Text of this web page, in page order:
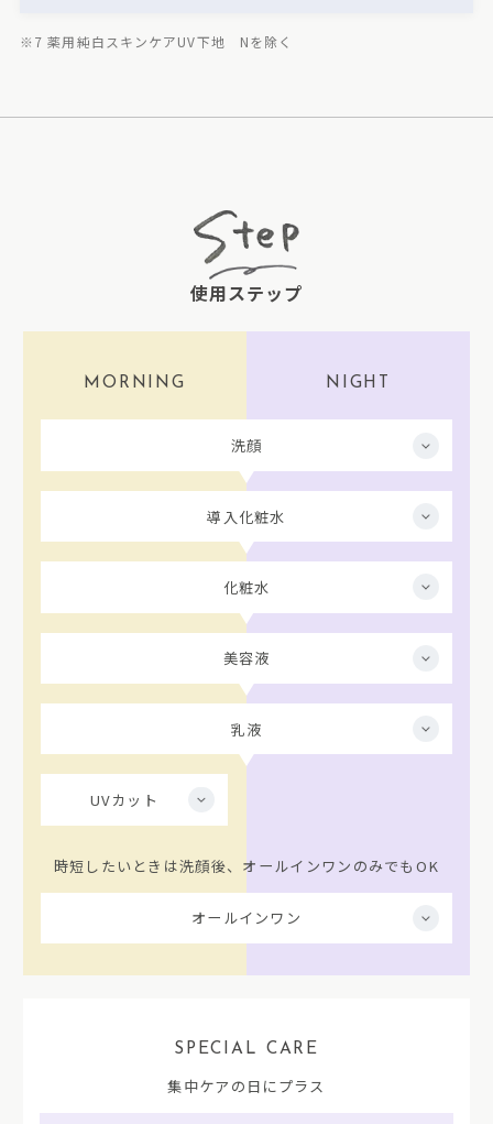
※7 薬用純白スキンケアUV下地 Nを除く
使用ステップ
MORNING NIGHT
洗顔
導入化粧水
化粧水
美容液
乳液
UVカット
時短したいときは洗顔後、オールインワンのみでもOK
オールインワン
SPECIAL CARE
集中ケアの日にプラス